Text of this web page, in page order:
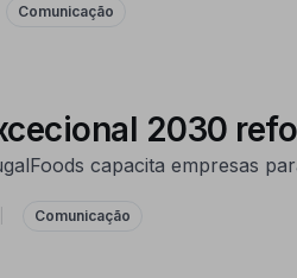
Comunicação
2030
capacita empresas
Comunicação